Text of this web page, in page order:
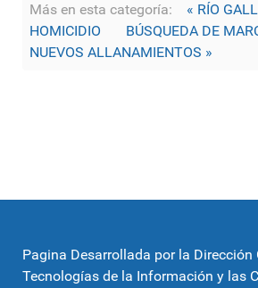
Más en esta categoría:
« RÍO
HOMICIDIO
BÚSQUEDA DE
NUEVOS ALLANAMIENTOS »
Pagina Desarrollada por la Dirección
Tecnologías de la Información y las